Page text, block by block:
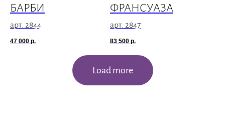
БАРБИ
арт. 2844
47 000 р.
ФРАНСУАЗА
арт. 2847
83 500 р.
Load more